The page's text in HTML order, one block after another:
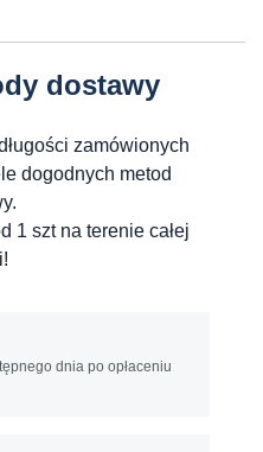
dostawy
zamówionych
dogodnych metod
1 szt na terenie całej
dnia po opłaceniu